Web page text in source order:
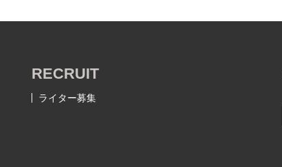
RECRUIT
ライター募集